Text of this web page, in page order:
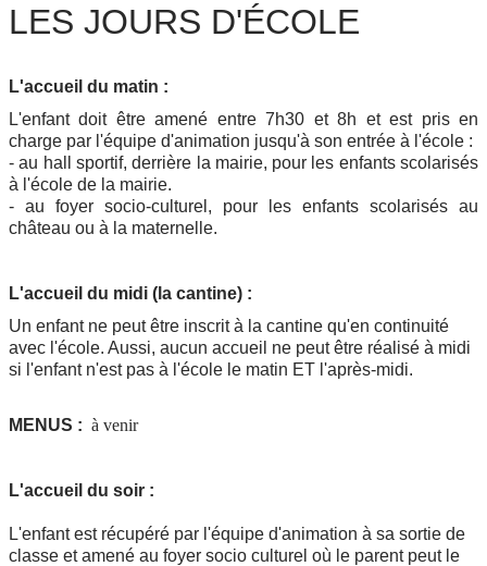
LES JOURS D'ÉCOLE
L'accueil du matin :
L'enfant doit être amené entre 7h30 et 8h et est pris en
charge par l'équipe d'animation jusqu'à son entrée à l'école :
- au hall sportif, derrière la mairie, pour les enfants scolarisés
à l'école de la mairie.
- au foyer socio-culturel, pour les enfants scolarisés au
château ou à la maternelle.
L'accueil du midi (la cantine) :
Un enfant ne peut être inscrit à la cantine qu'en continuité
avec l'école. Aussi, aucun accueil ne peut être réalisé à midi
si l'enfant n'est pas à l'école le matin ET l'après-midi.
MENUS : à venir
L'accueil du soir :
L'enfant est récupéré par l'équipe d'animation à sa sortie de
classe et amené au foyer socio culturel où le parent peut le